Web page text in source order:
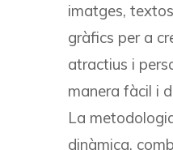
imatges,
gràfics per a
atractius i
manera fàcil i
La
dinàmica,